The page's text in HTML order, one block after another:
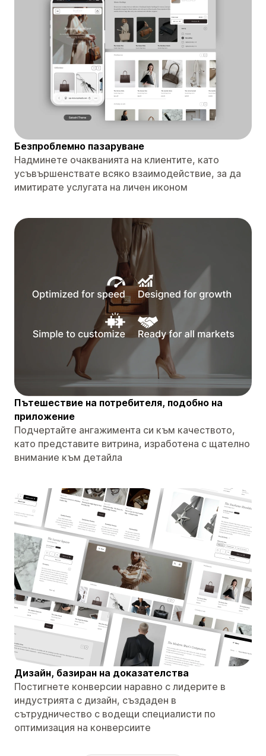
Безпроблемно пазаруване
Надминете очакванията на клиентите, като
усъвършенствате всяко взаимодействие, за да
имитирате услугата на личен иконом
Пътешествие на потребителя, подобно на
приложение
Подчертайте ангажимента си към качеството,
като представите витрина, изработена с щателно
внимание към детайла
Дизайн, базиран на доказателства
Постигнете конверсии наравно с лидерите в
индустрията с дизайн, създаден в
сътрудничество с водещи специалисти по
оптимизация на конверсиите